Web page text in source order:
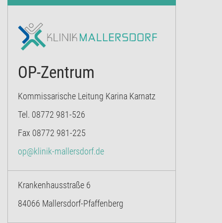
OP-Zentrum
Kommissarische Leitung Karina Karnatz
Tel. 08772 981-526
Fax 08772 981-225
op@klinik-mallersdorf.de
Krankenhausstraße 6
84066 Mallersdorf-Pfaffenberg